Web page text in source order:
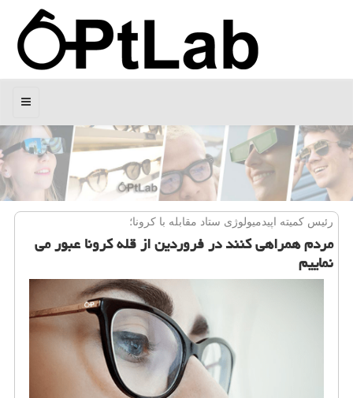
منو
رئیس كمیته اپیدمیولوژی ستاد مقابله با كرونا؛
مردم همراهی كنند در فروردین از قله كرونا عبور می
نماییم